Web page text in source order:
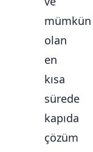
mümkün
olan
en
kısa
sürede
kapıda
çözüm